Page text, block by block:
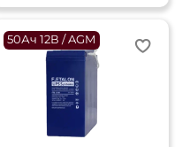
50Ач 12В / AGM